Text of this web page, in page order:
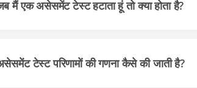
मैं एक असेसमेंट टेस्ट हटाता हूं तो क्या होता है?
टेस्ट परिणामों की गणना कैसे की जाती है?